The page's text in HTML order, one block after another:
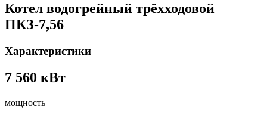
Котел водогрейный трёхходовой
ПКЗ-7,56
Характеристики
7 560 кВт
мощность